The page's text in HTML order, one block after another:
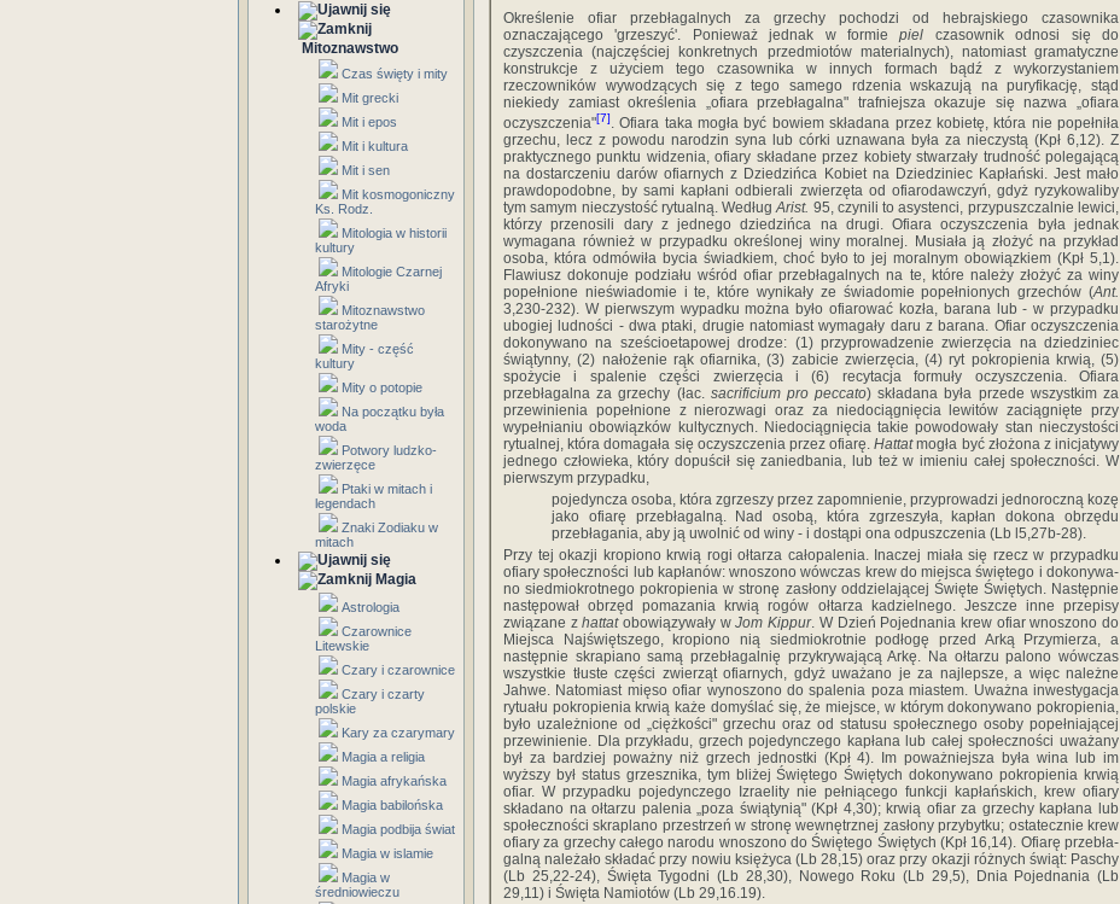
Mitoznawstwo
Czas święty i mity
Mit grecki
Mit i epos
Mit i kultura
Mit i sen
Mit kosmogoniczny
Ks. Rodz.
Mitologia w historii
kultury
Mitologie Czarnej
Afryki
Mitoznawstwo
starożytne
Mity - część
kultury
Mity o potopie
Na początku była
woda
Potwory ludzko-
zwierzęce
Ptaki w mitach i
legendach
Znaki Zodiaku w
mitach
Magia
Astrologia
Czarownice
Litewskie
Czary i czarownice
Czary i czarty
polskie
Kary za czarymary
Magia a religia
Magia afrykańska
Magia babilońska
Magia podbija świat
Magia w islamie
Magia w
średniowieczu
Określenie ofiar przebłagalnych za grzechy pochodzi od hebrajskiego czasownika
oznaczającego 'grzeszyć'. Ponieważ jednak w formiepiel czasownik odnosi się do
czyszczenia (naj­częściej konkretnych przedmiotów materialnych), natomiast gramatyczne
konstrukcje z użyciem tego czasownika w innych formach bądź z wykorzystaniem
rzeczowników wywodzących się z tego samego rdzenia wskazują na puryfikację, stąd
niekiedy zamiast określenia „ofiara przebłagalna" trafniejsza okazuje się nazwa „ofiara
oczyszczenia"[7]. Ofiara taka mogła być bowiem składana przez kobietę, która nie popełniła
grzechu, lecz z po­wodu narodzin syna lub córki uznawana była za nieczystą (Kpł 6,12). Z
praktycznego punktu widzenia, ofiary składane przez kobiety stwarzały trudność polegającą
na dostarczeniu darów ofiarnych z Dziedzińca Kobiet na Dziedziniec Kapłański. Jest mało
prawdopodobne, by sami kapłani odbierali zwierzęta od ofiarodawczyń, gdyż ryzykowaliby
tym samym nieczystość ry­tualną. WedługArist. 95, czynili to asystenci, przypuszczalnie lewici,
którzy przenosili dary z jednego dziedzińca na drugi. Ofiara oczyszczenia była jednak
wymagana również w przypad­ku określonej winy moralnej. Musiała ją złożyć na przykład
osoba, która odmówiła bycia świadkiem, choć było to jej moralnym obowiązkiem (Kpł 5,1).
Flawiusz dokonuje podziału wśród ofiar przebłagalnych na te, które należy złożyć za winy
popełnione nieświadomie i te, które wynikały ze świadomie popełnionych grzechów (Ant.
3,230-232). W pierwszym wypadku można było ofiarować kozła, barana lub - w przypadku
ubogiej ludności - dwa ptaki, drugie natomiast wymagały daru z barana. Ofiar oczyszczenia
dokonywano na sześcioetapowej drodze: (1) przy­prowadzenie zwierzęcia na dziedziniec
świątynny, (2) nałożenie rąk ofiarnika, (3) zabicie zwierzęcia, (4) ryt pokropienia krwią, (5)
spożycie i spalenie części zwierzęcia i (6) recytacja formuły oczyszczenia. Ofiara
przebłagalna za grzechy (łac. sacrificium pro peccato) składana była przede wszystkim za
przewinienia popeł­nione z nierozwagi oraz za niedociągnięcia lewitów zaciągnięte przy
wypełnianiu obowiązków kultycznych. Niedociągnięcia ta­kie powodowały stan nieczystości
rytualnej, która domagała się oczyszczenia przez ofiarę.Hattatmogła być złożona z inicjaty­wy
jednego człowieka, który dopuścił się zaniedbania, lub też w imieniu całej społeczności. W
pierwszym przypadku,
pojedyncza osoba, która zgrzeszy przez zapomnienie, przyprowadzi jednoroczną kozę
jako ofiarę przebłagalną. Nad osobą, która zgrze­szyła, kapłan dokona obrzędu
przebłagania, aby ją uwolnić od winy - i dostąpi ona odpuszczenia (Lb l5,27b-28).
Przy tej okazji kropiono krwią rogi ołtarza całopalenia. Ina­czej miała się rzecz w przypadku
ofiary społeczności lub kapła­nów: wnoszono wówczas krew do miejsca świętego i dokonywa­
no siedmiokrotnego pokropienia w stronę zasłony oddzielającej Święte Świętych. Następnie
następował obrzęd pomazania krwią rogów ołtarza kadzielnego. Jeszcze inne przepisy
związane zhattatobowiązywały wJom Kippur. W Dzień Pojednania krew ofiar wnoszono do
Miejsca Najświętszego, kropiono nią siedmiokrot­nie podłogę przed Arką Przymierza, a
następnie skrapiano samą przebłagalnię przykrywającą Arkę. Na ołtarzu palono wówczas
wszystkie tłuste części zwierząt ofiarnych, gdyż uważano je za najlepsze, a więc należne
Jahwe. Natomiast mięso ofiar wyno­szono do spalenia poza miastem. Uważna inwestygacja
rytuału pokropienia krwią każe domyślać się, że miejsce, w którym do­konywano pokropienia,
było uzależnione od „ciężkości" grzechu oraz od statusu społecznego osoby popełniającej
przewinienie. Dla przykładu, grzech pojedynczego kapłana lub całej społecz­ności uważany
był za bardziej poważny niż grzech jednostki (Kpł 4). Im poważniejsza była wina lub im
wyższy był status grzesz­nika, tym bliżej Świętego Świętych dokonywano pokropienia krwią
ofiar. W przypadku pojedynczego Izraelity nie pełniące­go funkcji kapłańskich, krew ofiary
składano na ołtarzu palenia „poza świątynią" (Kpł 4,30); krwią ofiar za grzechy kapłana lub
społeczności skraplano przestrzeń w stronę wewnętrznej zasło­ny przybytku; ostatecznie krew
ofiary za grzechy całego narodu wnoszono do Świętego Świętych (Kpł 16,14). Ofiarę przebła­
galną należało składać przy nowiu księżyca (Lb 28,15) oraz przy okazji różnych świąt: Paschy
(Lb 25,22-24), Święta Tygodni (Lb 28,30), Nowego Roku (Lb 29,5), Dnia Pojednania (Lb
29,11) i Święta Namiotów (Lb 29,16.19).